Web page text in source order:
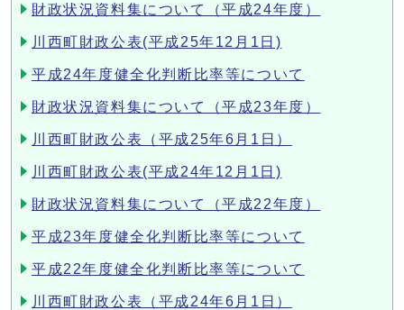
財政状況資料集について（平成24年度）
川西町財政公表(平成25年12月1日)
平成24年度健全化判断比率等について
財政状況資料集について（平成23年度）
川西町財政公表（平成25年6月1日）
川西町財政公表(平成24年12月1日)
財政状況資料集について（平成22年度）
平成23年度健全化判断比率等について
平成22年度健全化判断比率等について
川西町財政公表（平成24年6月1日）